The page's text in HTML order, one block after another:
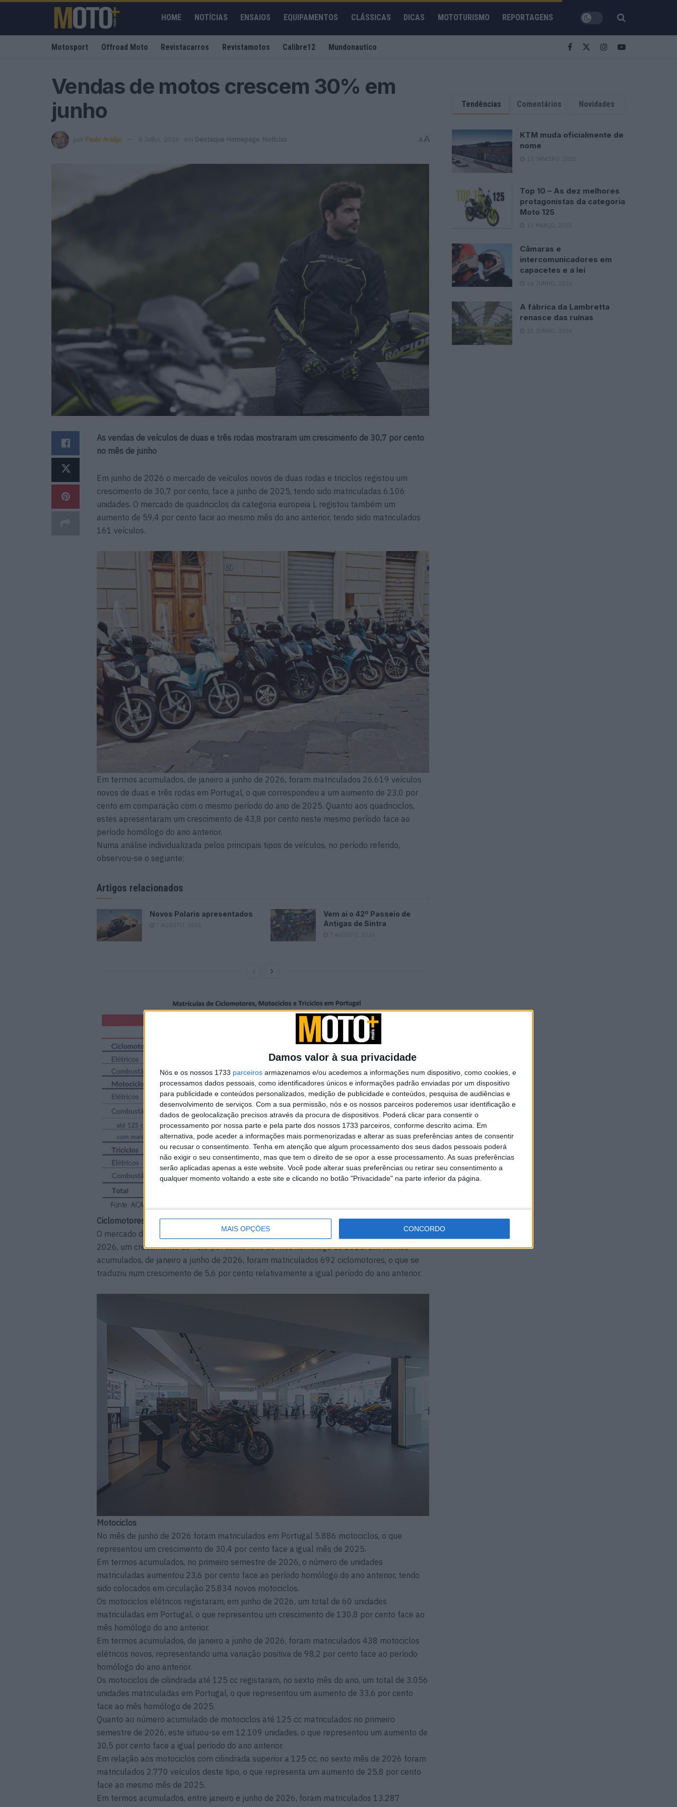
Damos valor à sua privacidade
Nós e os nossos 1733 parceiros armazenamos e/ou acedemos a informações num dispositivo, como cookies, e
processamos dados pessoais, como identificadores únicos e informações padrão enviadas por um dispositivo
para publicidade e conteúdos personalizados, medição de publicidade e conteúdos, pesquisa de audiências e
desenvolvimento de serviços. Com a sua permissão, nós e os nossos parceiros poderemos usar identificação e
dados de geolocalização precisos através da procura de dispositivos. Poderá clicar para consentir o
processamento por nossa parte e pela parte dos nossos 1733 parceiros, conforme descrito acima. Em
alternativa, pode aceder a informações mais pormenorizadas e alterar as suas preferências antes de consentir
ou recusar o consentimento. Tenha em atenção que algum processamento dos seus dados pessoais poderá
não exigir o seu consentimento, mas que tem o direito de se opor a esse processamento. As suas preferências
serão aplicadas apenas a este website. Você pode alterar suas preferências ou retirar seu consentimento a
qualquer momento voltando a este site e clicando no botão "Privacidade" na parte inferior da página.
MAIS OPÇÕES CONCORDO
HOME NOTÍCIAS ENSAIOS EQUIPAMENTOS CLÁSSICAS DICAS MOTOTURISMO REPORTAGENS
Motosport Offroad Moto Revistacarros Revistamotos Calibre12 Mundonautico
Vendas de motos crescem 30% em
junho
por Paulo Araújo 8 Julho, 2026 em Destaque Homepage Notícias AA
As vendas de veículos de duas e três rodas mostraram um crescimento de 30,7 por cento
no mês de junho
Em junho de 2026 o mercado de veículos novos de duas rodas e triciclos registou um
crescimento de 30,7 por cento, face a junho de 2025, tendo sido matriculadas 6.106
unidades. O mercado de quadriciclos da categoria europeia L registou também um
aumento de 59,4 por cento face ao mesmo mês do ano anterior, tendo sido matriculados
161 veículos.
Em termos acumulados, de janeiro a junho de 2026, foram matriculados 26.619 veículos
novos de duas e três rodas em Portugal, o que correspondeu a um aumento de 23,0 por
cento em comparação com o mesmo período do ano de 2025. Quanto aos quadriciclos,
estes apresentaram um crescimento de 43,8 por cento neste mesmo período face ao
período homólogo do ano anterior.
Numa análise individualizada pelos principais tipos de veículos, no período referido,
observou-se o seguinte:
Artigos relacionados
Novos Polaris apresentados
7 AGOSTO, 2026
Vem aí o 42º Passeio de
Antigas de Sintra
7 AGOSTO, 2026
Ciclomotores
O mercado de ciclomotores novos matriculados totalizou 195 unidades em Junho de
2026, um crescimento de 41,3 por cento face ao mês homólogo de 2025. Em termos
acumulados, de janeiro a junho de 2026, foram matriculados 692 ciclomotores, o que se
traduziu num crescimento de 5,6 por cento relativamente a igual período do ano anterior.
Motociclos
No mês de junho de 2026 foram matriculados em Portugal 5.886 motociclos, o que
representou um crescimento de 30,4 por cento face a igual mês de 2025.
Em termos acumulados, no primeiro semestre de 2026, o número de unidades
matriculadas aumentou 23,6 por cento face ao período homólogo do ano anterior, tendo
sido colocados em circulação 25.834 novos motociclos.
Os motociclos elétricos registaram, em junho de 2026, um total de 60 unidades
matriculadas em Portugal, o que representou um crescimento de 130,8 por cento face ao
mês homólogo do ano anterior.
Em termos acumulados, de janeiro a junho de 2026, foram matriculados 438 motociclos
elétricos novos, representando uma variação positiva de 98,2 por cento face ao período
homólogo do ano anterior.
Os motociclos de cilindrada até 125 cc registaram, no sexto mês do ano, um total de 3.056
unidades matriculadas em Portugal, o que representou um aumento de 33,6 por cento
face ao mês homólogo de 2025.
Quanto ao número acumulado de motociclos até 125 cc matriculados no primeiro
semestre de 2026, este situou-se em 12.109 unidades, o que representou um aumento de
30,5 por cento face a igual período do ano anterior.
Em relação aos motociclos com cilindrada superior a 125 cc, no sexto mês de 2026 foram
matriculados 2.770 veículos deste tipo, o que representa um aumento de 25,8 por cento
face ao mesmo mês de 2025.
Em termos acumulados, entre janeiro e junho de 2026, foram matriculados 13.287
Tendências Comentários Novidades
KTM muda oficialmente de
nome
15 JANEIRO, 2026
Top 10 – As dez melhores
protagonistas da categoria
Moto 125
10 MARÇO, 2023
Câmaras e
intercomunicadores em
capacetes e a lei
16 JUNHO, 2026
A fábrica da Lambretta
renasce das ruínas
21 JUNHO, 2026